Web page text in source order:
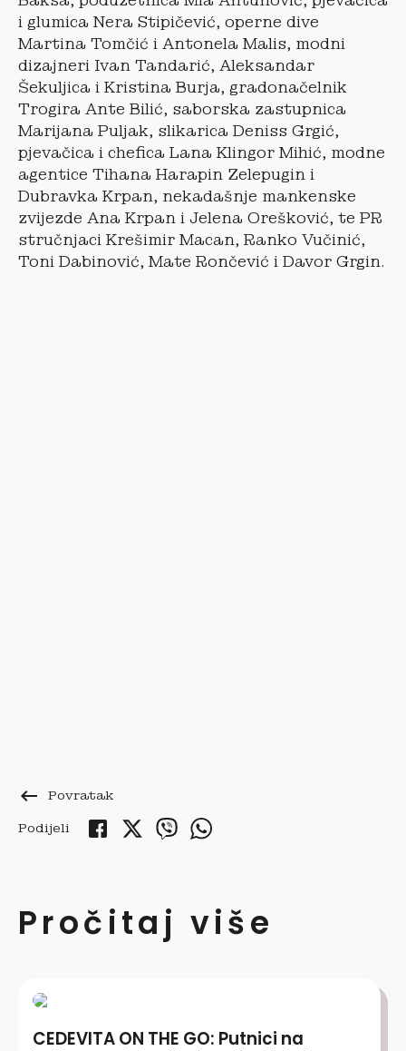
i glumica Nera Stipičević, operne dive
Martina Tomčić i Antonela Malis, modni
dizajneri Ivan Tandarić, Aleksandar
Šekuljica i Kristina Burja, gradonačelnik
Trogira Ante Bilić, saborska zastupnica
Marijana Puljak, slikarica Deniss Grgić,
pjevačica i chefica Lana Klingor Mihić, modne
agentice Tihana Harapin Zelepugin i
Dubravka Krpan, nekadašnje mankenske
zvijezde Ana Krpan i Jelena Orešković, te PR
stručnjaci Krešimir Macan, Ranko Vučinić,
Toni Dabinović, Mate Rončević i Davor Grgin.
keyboard_backspace Povratak
Podijeli
Pročitaj više
CEDEVITA ON THE GO: Putnici na